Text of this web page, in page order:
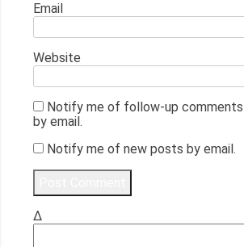
Email
Website
Notify me of follow-up comments
by email.
Notify me of new posts by email.
Δ